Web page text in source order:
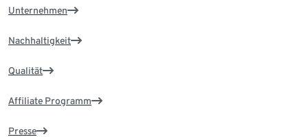
Unternehmen
Nachhaltigkeit
Qualität
Affiliate Programm
Presse